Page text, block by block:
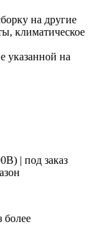
на другие
климатическое
указанной на
| под заказ
более